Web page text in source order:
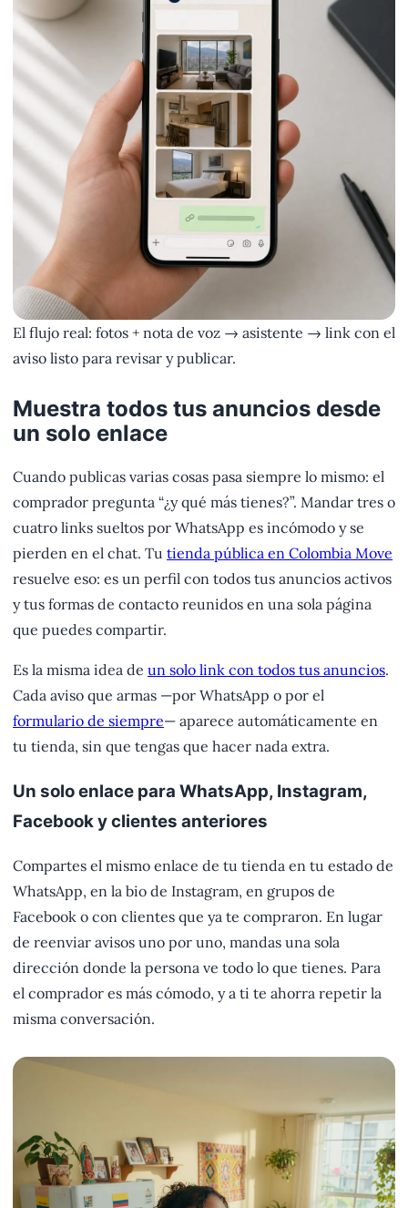
El flujo real: fotos + nota de voz → asistente → link con el
aviso listo para revisar y publicar.
Muestra todos tus anuncios desde
un solo enlace
Cuando publicas varias cosas pasa siempre lo mismo: el
comprador pregunta “¿y qué más tienes?”. Mandar tres o
cuatro links sueltos por WhatsApp es incómodo y se
pierden en el chat. Tu tienda pública en Colombia Move
resuelve eso: es un perfil con todos tus anuncios activos
y tus formas de contacto reunidos en una sola página
que puedes compartir.
Es la misma idea de un solo link con todos tus anuncios.
Cada aviso que armas —por WhatsApp o por el
formulario de siempre— aparece automáticamente en
tu tienda, sin que tengas que hacer nada extra.
Un solo enlace para WhatsApp, Instagram,
Facebook y clientes anteriores
Compartes el mismo enlace de tu tienda en tu estado de
WhatsApp, en la bio de Instagram, en grupos de
Facebook o con clientes que ya te compraron. En lugar
de reenviar avisos uno por uno, mandas una sola
dirección donde la persona ve todo lo que tienes. Para
el comprador es más cómodo, y a ti te ahorra repetir la
misma conversación.